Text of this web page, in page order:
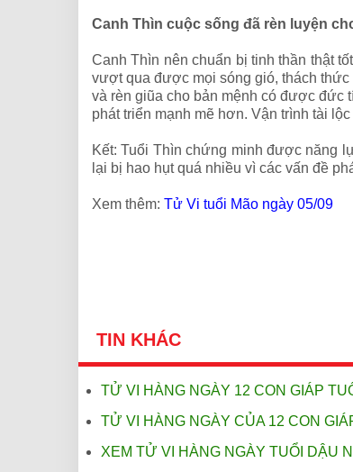
Canh Thìn cuộc sống đã rèn luyện
Canh Thìn nên chuẩn bị tinh thần thật
vượt qua được mọi sóng gió, thách
và rèn giũa cho bản mệnh có được đức
phát triển mạnh mẽ hơn. Vận trình tài
Kết: Tuổi Thìn chứng minh được năng
lại bị hao hụt quá nhiều vì các vấn đề
Xem thêm: Tử Vi tuổi Mão ngày 05/09
TIN KHÁC
TỬ VI HÀNG NGÀY 12 CON GIÁP
TỬ VI HÀNG NGÀY CỦA 12 CON
XEM TỬ VI HÀNG NGÀY TUỔI DẬU